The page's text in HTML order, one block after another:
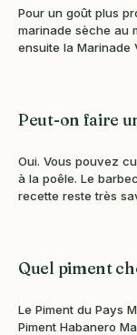
Pour un goût plus
marinade sèche au
ensuite la Marinade
Peut-on faire
Oui. Vous pouvez
à la poêle. Le
recette reste très
Quel piment
Le Piment du Pays
Piment Habanero